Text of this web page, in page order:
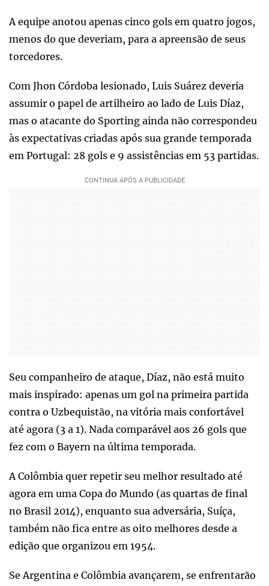
A equipe anotou apenas cinco gols em quatro jogos,
menos do que deveriam, para a apreensão de seus
torcedores.
Com Jhon Córdoba lesionado, Luis Suárez deveria
assumir o papel de artilheiro ao lado de Luis Díaz,
mas o atacante do Sporting ainda não correspondeu
às expectativas criadas após sua grande temporada
em Portugal: 28 gols e 9 assistências em 53 partidas.
Seu companheiro de ataque, Díaz, não está muito
mais inspirado: apenas um gol na primeira partida
contra o Uzbequistão, na vitória mais confortável
até agora (3 a 1). Nada comparável aos 26 gols que
fez com o Bayern na última temporada.
A Colômbia quer repetir seu melhor resultado até
agora em uma Copa do Mundo (as quartas de final
no Brasil 2014), enquanto sua adversária, Suíça,
também não fica entre as oito melhores desde a
edição que organizou em 1954.
Se Argentina e Colômbia avançarem, se enfrentarão